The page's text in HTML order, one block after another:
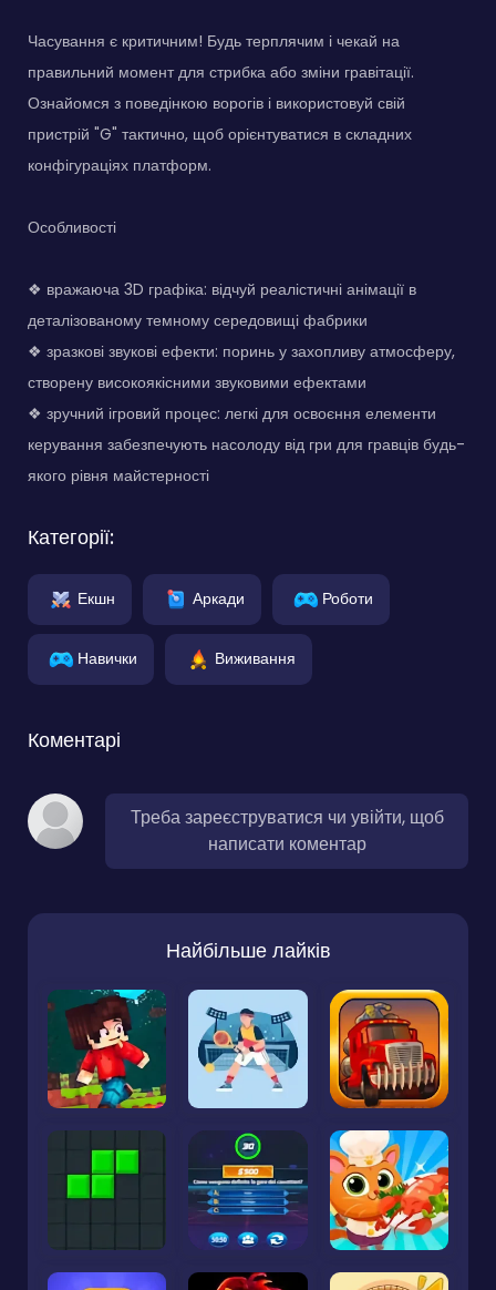
Часування є критичним! Будь терплячим і чекай на
правильний момент для стрибка або зміни гравітації.
Ознайомся з поведінкою ворогів і використовуй свій
пристрій "G" тактично, щоб орієнтуватися в складних
конфігураціях платформ.
Особливості
❖ вражаюча 3D графіка: відчуй реалістичні анімації в
деталізованому темному середовищі фабрики
❖ зразкові звукові ефекти: поринь у захопливу атмосферу,
створену високоякісними звуковими ефектами
❖ зручний ігровий процес: легкі для освоєння елементи
керування забезпечують насолоду від гри для гравців будь-
якого рівня майстерності
Категорії:
Екшн Аркади Роботи
Навички Виживання
Коментарі
Треба зареєструватися чи увійти, щоб
написати коментар
Найбільше лайків